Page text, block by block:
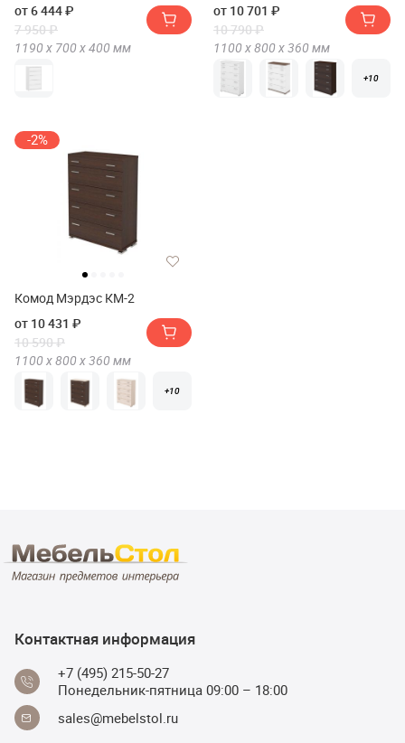
от 6 444 ₽
7 950 ₽
1190 х 700 х400 мм
от 10 701 ₽
10 790 ₽
1100 х800 х360 мм
+10
-2%
Комод Мэрдэс КМ-2
от 10 431 ₽
10 590 ₽
1100 х800 х360 мм
+10
Контактная информация
+7 (495) 215-50-27
Понедельник-пятница 09:00 – 18:00
sales@mebelstol.ru